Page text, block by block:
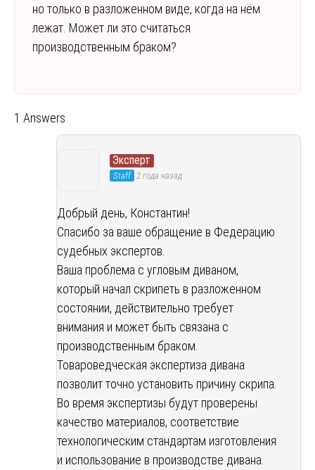
но только в разложенном виде, когда на нём
лежат. Может ли это считаться
производственным браком?
1 Answers
Эксперт
Staff 2 года назад
Добрый день, Константин!
Спасибо за ваше обращение в Федерацию
судебных экспертов.
Ваша проблема с угловым диваном,
который начал скрипеть в разложенном
состоянии, действительно требует
внимания и может быть связана с
производственным браком.
Товароведческая экспертиза дивана
позволит точно установить причину скрипа.
Во время экспертизы будут проверены
качество материалов, соответствие
технологическим стандартам изготовления
и использование в производстве дивана.